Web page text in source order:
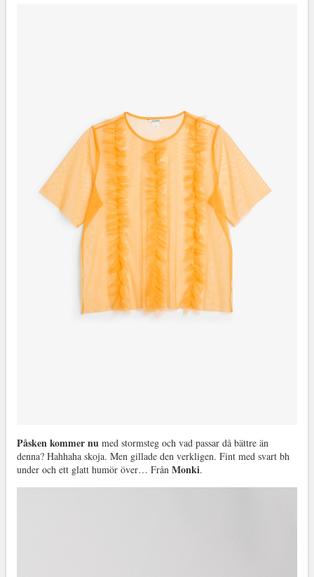
Påsken kommer numed stormsteg och vad passar då bättre än
denna? Hahhaha skoja. Men gillade den verkligen. Fint med svart bh
under och ett glatt humör över… Från Monki.